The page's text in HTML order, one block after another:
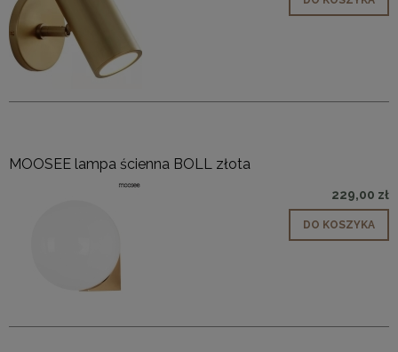
MOOSEE lampa ścienna BOLL złota
229,00 zł
DO KOSZYKA